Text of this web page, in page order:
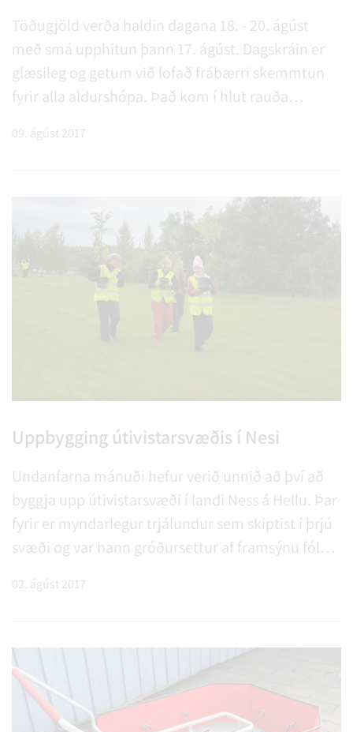
Töðugjöld verða haldin dagana 18. - 20. ágúst
með smá upphitun þann 17. ágúst. Dagskráin er
glæsileg og getum við lofað frábærri skemmtun
fyrir alla aldurshópa. Það kom í hlut rauða
skipulagningu laugardagsins í samvinnu við
Við erum orðin mjög spennt fyrir Töðugjöldum og
svo sannarlega kominn tími á að kynna dagskrána
09. ágúst 2017
Uppbygging útivistarsvæðis í Nesi
Undanfarna mánuði hefur verið unnið að því að
byggja upp útivistarsvæði í landi Ness á Hellu. Þar
fyrir er myndarlegur trjálundur sem skiptist í þrjú
svæði og var hann gróðursettur af framsýnu fólki
alla tíð verið sá að efla útivist íbúa
02. ágúst 2017